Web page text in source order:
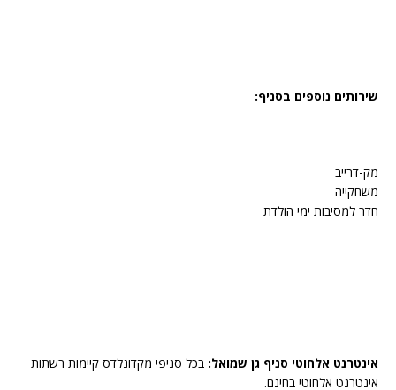
שירותים נוספים בסניף:
מק-דרייב
משחקייה
חדר למסיבות ימי הולדת
אינטרנט אלחוטי סניף גן שמואל: בכל סניפי מקדונלדס קיימות רשתות
אינטרנט אלחוטי בחינם.